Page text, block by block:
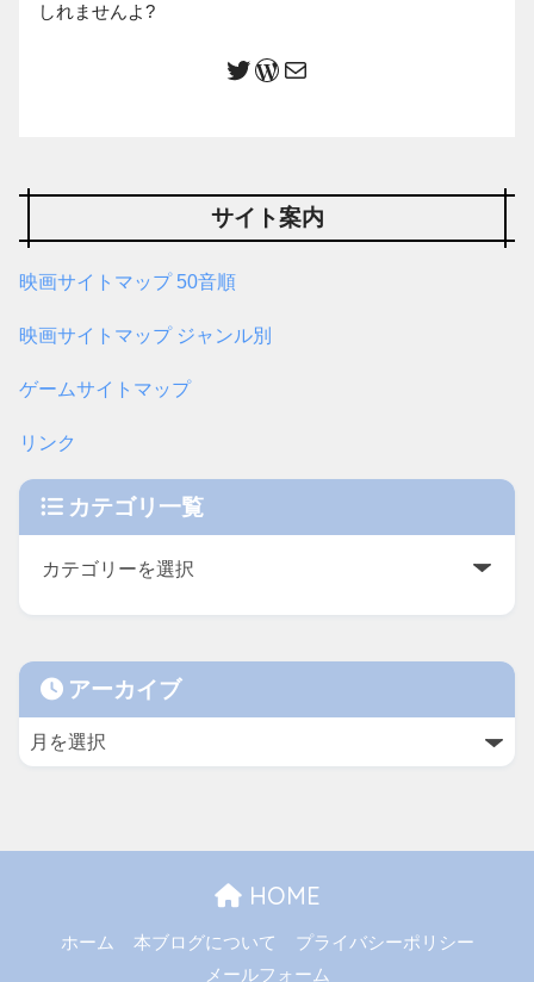
しれませんよ?
サイト案内
映画サイトマップ 50音順
映画サイトマップ ジャンル別
ゲームサイトマップ
リンク
カテゴリ一覧
アーカイブ
HOME
ホーム 本ブログについて
プライバシーポリシー
メールフォーム